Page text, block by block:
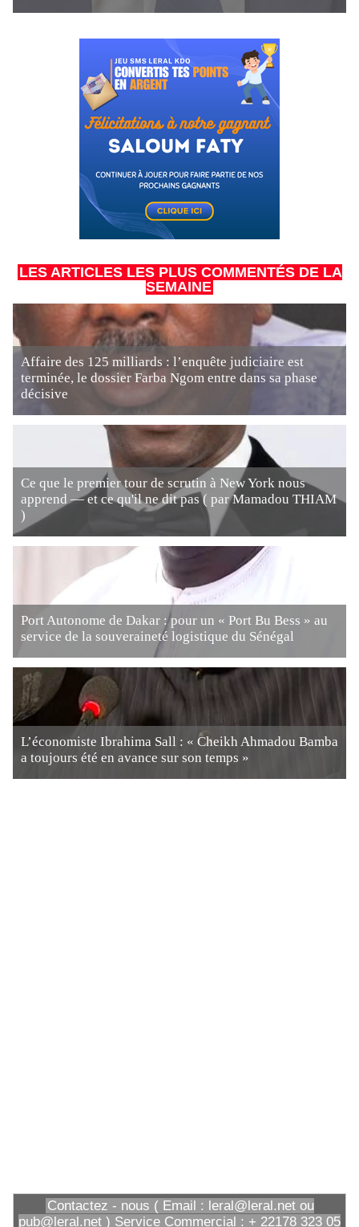
LES ARTICLES LES PLUS COMMENTÉS DE LA
SEMAINE
Affaire des 125 milliards : l’enquête judiciaire est
terminée, le dossier Farba Ngom entre dans sa phase
décisive
Ce que le premier tour de scrutin à New York nous
apprend — et ce qu'il ne dit pas ( par Mamadou THIAM
)
Port Autonome de Dakar : pour un « Port Bu Bess » au
service de la souveraineté logistique du Sénégal
L’économiste Ibrahima Sall : « Cheikh Ahmadou Bamba
a toujours été en avance sur son temps »
Contactez - nous ( Email : leral@leral.net ou
pub@leral.net ) Service Commercial : + 22178 323 05